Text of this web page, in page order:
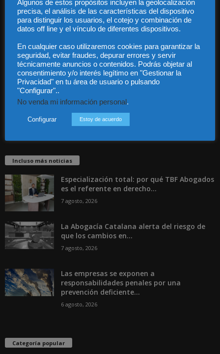
Audiencia y Publicidad
Quiénes somos
Legal
Privacidad
Contacto
Guía Colaboradores
Contáctanos:
Incluso más noticias
Especialización total: por qué TBF Abogados
es el referente en derecho...
7 agosto, 2026
La Abogacía Catalana alerta del riesgo de
que los cambios en...
7 agosto, 2026
Las empresas se exponen a
responsabilidades penales por una
prevención deficiente...
6 agosto, 2026
Categoría popular
Algunos de estos propósitos incluyen la geolocalización
precisa, el análisis de las características del dispositivo
para distinguir los usuarios, el cotejo y combinación de
datos off line y el vínculo de diferentes dispositivos.
En cualquier caso utilizaremos cookies para garantizar la
seguridad, evitar fraudes, depurar errores y servir
técnicamente anuncios o contenidos. Podrás objetar al
consentimiento y/o interés legítimo en "Gestionar la
Privacidad" en tu área de usuario o pulsando
"Configurar"..
No venda mi información personal .
Configurar Estoy de acuerdo